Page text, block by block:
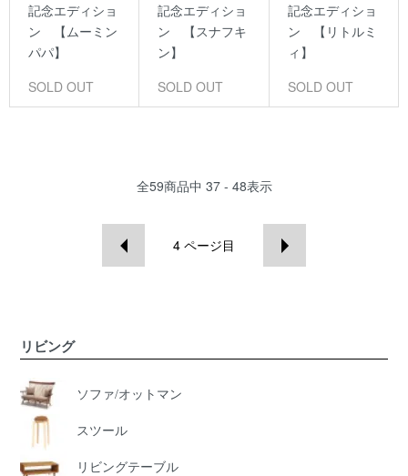
記念エディショ
ン 【ムーミン
パパ】
SOLD OUT
記念エディショ
ン 【スナフキ
ン】
SOLD OUT
記念エディショ
ン 【リトルミ
ィ】
SOLD OUT
全59商品中 37 - 48表示
4 ページ目
リビング
ソファ/オットマン
スツール
リビングテーブル